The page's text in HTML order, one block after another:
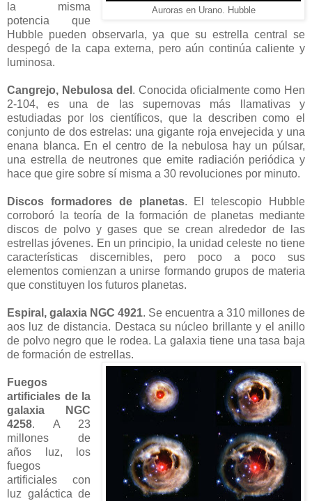
Auroras en Urano. Hubble
la misma
potencia que
Hubble pueden observarla, ya que su estrella central se
despegó de la capa externa, pero aún continúa caliente y
luminosa.
Cangrejo, Nebulosa del . Conocida oficialmente como Hen
2-104, es una de las supernovas más llamativas y
estudiadas por los científicos, que la describen como el
conjunto de dos estrelas: una gigante roja envejecida y una
enana blanca. En el centro de la nebulosa hay un púlsar,
una estrella de neutrones que emite radiación periódica y
hace que gire sobre sí misma a 30 revoluciones por minuto.
Discos formadores de planetas. El telescopio Hubble
corroboró la teoría de la formación de planetas mediante
discos de polvo y gases que se crean alrededor de las
estrellas jóvenes. En un principio, la unidad celeste no tiene
características discernibles, pero poco a poco sus
elementos comienzan a unirse formando grupos de materia
que constituyen los futuros planetas.
Espiral, galaxia NGC 4921. Se encuentra a 310 millones de
aos luz de distancia. Destaca su núcleo brillante y el anillo
de polvo negro que le rodea. La galaxia tiene una tasa baja
de formación de estrellas.
Fuegos
artificiales de la
galaxia NGC
4258. A 23
millones de
años luz, los
fuegos
artificiales con
luz galáctica de